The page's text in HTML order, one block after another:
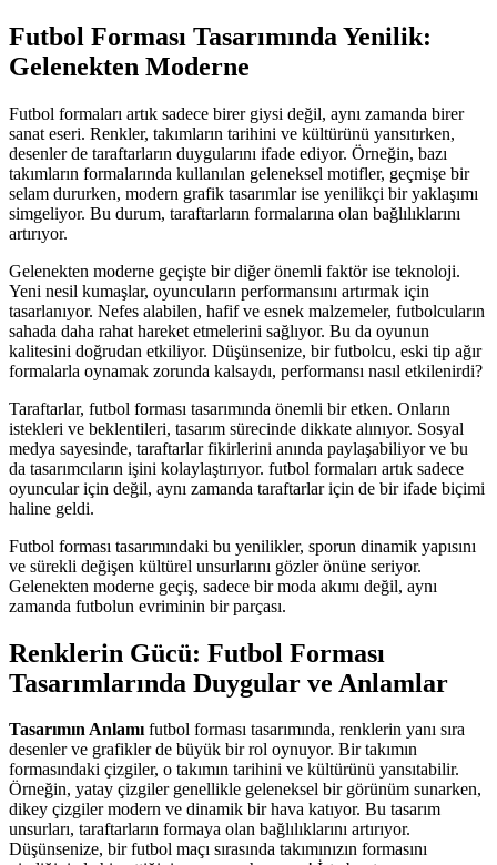
Futbol Forması Tasarımında Yenilik:
Gelenekten Moderne
Futbol formaları artık sadece birer giysi değil, aynı zamanda birer
sanat eseri. Renkler, takımların tarihini ve kültürünü yansıtırken,
desenler de taraftarların duygularını ifade ediyor. Örneğin, bazı
takımların formalarında kullanılan geleneksel motifler, geçmişe bir
selam dururken, modern grafik tasarımlar ise yenilikçi bir yaklaşımı
simgeliyor. Bu durum, taraftarların formalarına olan bağlılıklarını
artırıyor.
Gelenekten moderne geçişte bir diğer önemli faktör ise teknoloji.
Yeni nesil kumaşlar, oyuncuların performansını artırmak için
tasarlanıyor. Nefes alabilen, hafif ve esnek malzemeler, futbolcuların
sahada daha rahat hareket etmelerini sağlıyor. Bu da oyunun
kalitesini doğrudan etkiliyor. Düşünsenize, bir futbolcu, eski tip ağır
formalarla oynamak zorunda kalsaydı, performansı nasıl etkilenirdi?
Taraftarlar, futbol forması tasarımında önemli bir etken. Onların
istekleri ve beklentileri, tasarım sürecinde dikkate alınıyor. Sosyal
medya sayesinde, taraftarlar fikirlerini anında paylaşabiliyor ve bu
da tasarımcıların işini kolaylaştırıyor. futbol formaları artık sadece
oyuncular için değil, aynı zamanda taraftarlar için de bir ifade biçimi
haline geldi.
Futbol forması tasarımındaki bu yenilikler, sporun dinamik yapısını
ve sürekli değişen kültürel unsurlarını gözler önüne seriyor.
Gelenekten moderne geçiş, sadece bir moda akımı değil, aynı
zamanda futbolun evriminin bir parçası.
Renklerin Gücü: Futbol Forması
Tasarımlarında Duygular ve Anlamlar
Tasarımın Anlamıfutbol forması tasarımında, renklerin yanı sıra
desenler ve grafikler de büyük bir rol oynuyor. Bir takımın
formasındaki çizgiler, o takımın tarihini ve kültürünü yansıtabilir.
Örneğin, yatay çizgiler genellikle geleneksel bir görünüm sunarken,
dikey çizgiler modern ve dinamik bir hava katıyor. Bu tasarım
unsurları, taraftarların formaya olan bağlılıklarını artırıyor.
Düşünsenize, bir futbol maçı sırasında takımınızın formasını